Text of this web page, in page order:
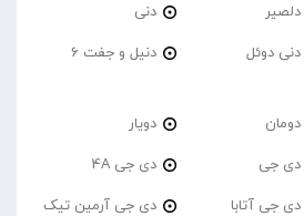
دلصیر دنی
دنی دوئل دنیل و جفت 6
دومان دویار
دی جی دی جی 4A
دی جی آتابا دی جی آرمین تیک